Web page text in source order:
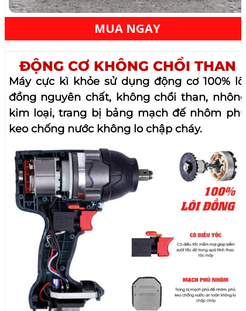
Đầu khẩu 1/2″ (12.7mm) thông dụng có thể
gắn các đầu mở bulong, vừa có thể gắn trực
tiếp đầu bắt vít, đầu chuyển khoan rất tiện
ĐẦU BULONG ĐẶC 1/2 12INCH